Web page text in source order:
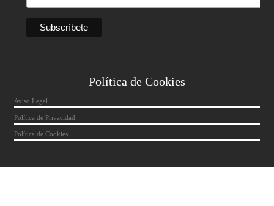
Política de Cookies
Aviso Legal
Política de Privacidad
Política de Cookies